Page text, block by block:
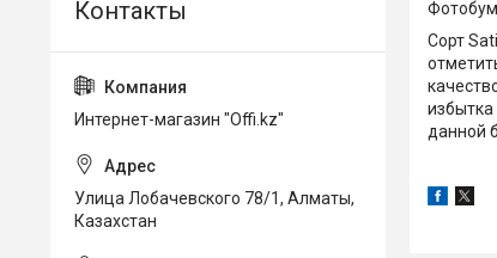
Сорт
данной
Интернет-магазин "Offi.kz"
Улица Лобачевского 78/1, Алматы,
Казахстан